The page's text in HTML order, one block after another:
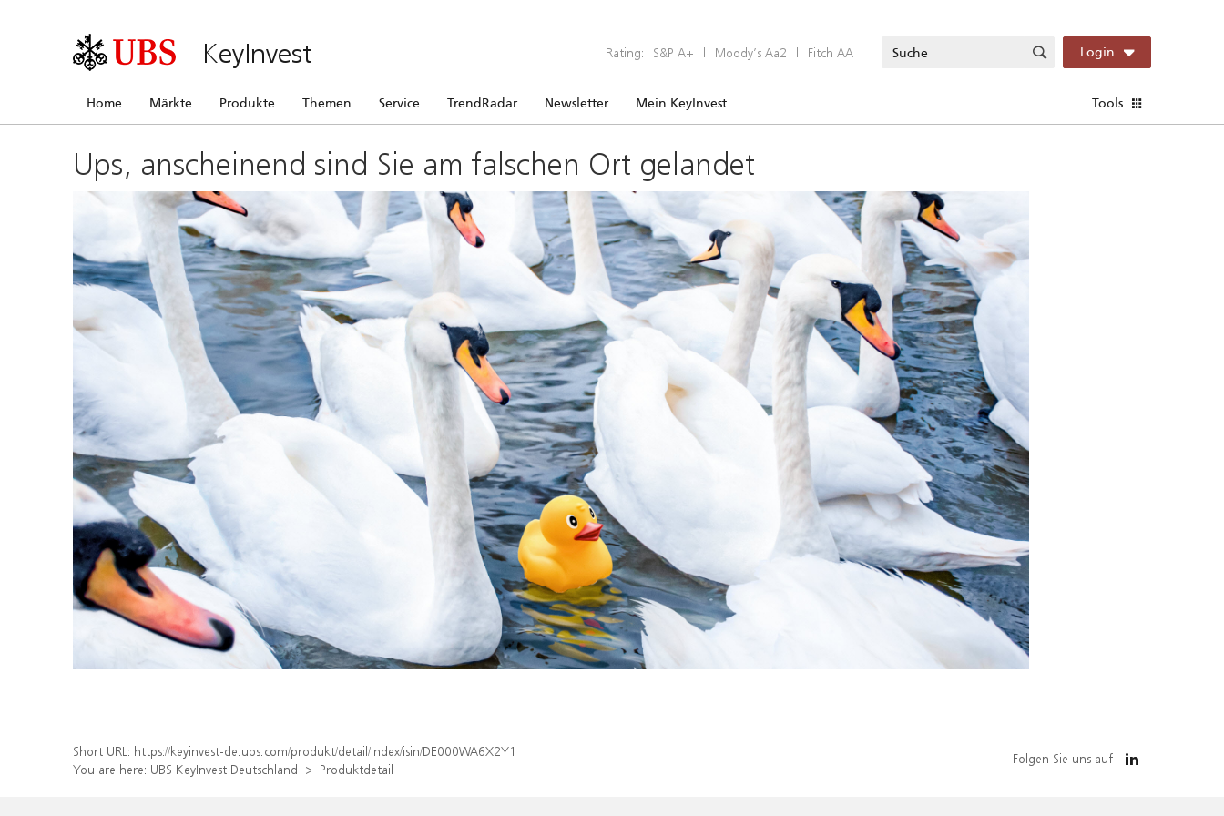
KeyInvest Rating: S&P A+ | Moody’s Aa2 | Fitch AA Login
Home Märkte Produkte Themen Service TrendRadar Newsletter Mein KeyInvest Tools
Ups, anscheinend sind Sie am falschen Ort gelandet
Short URL: https://keyinvest-de.ubs.com/produkt/detail/index/isin/DE000WA6X2Y1
You are here: UBS KeyInvest Deutschland Produktdetail
Folgen Sie uns auf